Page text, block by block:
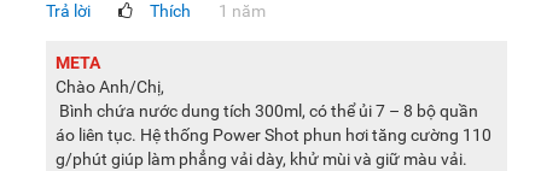
Trả lời
Thích 1 năm
META
Chào Anh/Chị,
Bình chứa nước dung tích 300ml, có thể ủi 7 – 8 bộ quần
áo liên tục. Hệ thống Power Shot phun hơi tăng cường 110
g/phút giúp làm phẳng vải dày, khử mùi và giữ màu vải.